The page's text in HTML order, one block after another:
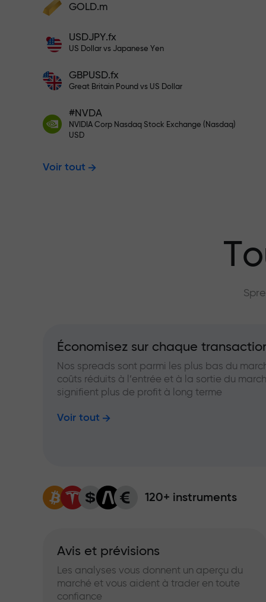
000 fois supérieur à votre dépôt. X1000
n’est pas une erreur. Plus le dépôt est
cadeaux
$1,500
Tradez sans
Bonus
grand
GOLD.m
USDJPY.fx
US Dollar vs Japanese Yen
GBPUSD.fx
Great Britain Pound vs US Dollar
#NVDA
NVIDIA Corp Nasdaq Stock Exchange (Nasdaq)
USD
Voir tout
Économisez sur chaque
Nos spreads sont parmi les plus bas du
coûts réduits à l’entrée et à la sortie du
signifient plus de profit à long terme
Voir tout
120+ instruments
Avis et prévisions
Les analyses vous donnent un aperçu du
marché et vous aident à trader en toute
confiance